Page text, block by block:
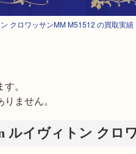
クロワッサンMM M51512 の買取実績
。
ません。
ルイヴィトン クロ